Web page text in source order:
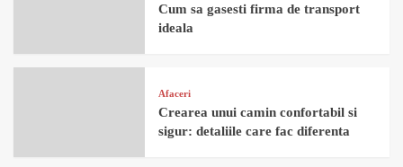
Cum sa gasesti firma de transport
ideala
Afaceri
Crearea unui camin confortabil si
sigur: detaliile care fac diferenta